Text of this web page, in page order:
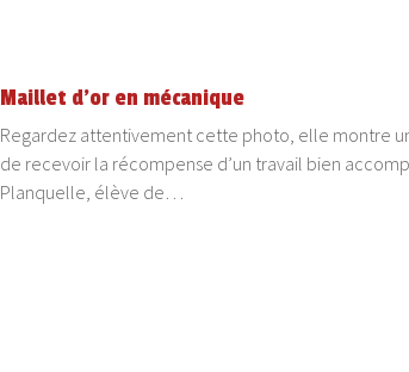
Maillet d’or en mécanique
Regardez attentivement cette photo, elle montre
de recevoir la récompense d’un travail bien
Planquelle, élève de…